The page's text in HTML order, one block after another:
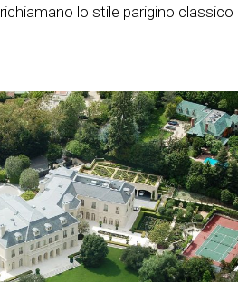
richiamano lo stile parigino classico